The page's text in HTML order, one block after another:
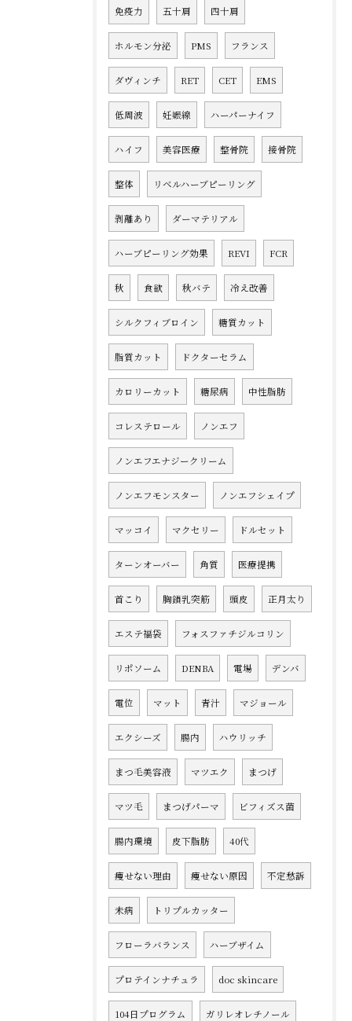
免疫力 五十肩 四十肩
ホルモン分泌 PMS フランス
ダヴィンチ RET CET EMS
低周波 妊娠線 ハーパーナイフ
ハイフ 美容医療 整骨院 接骨院
整体 リベルハーブピーリング
剥離あり ダーマテリアル
ハーブピーリング効果 REVI FCR
秋 食欲 秋バテ 冷え改善
シルクフィブロイン 糖質カット
脂質カット ドクターセラム
カロリーカット 糖尿病 中性脂肪
コレステロール ノンエフ
ノンエフエナジークリーム
ノンエフモンスター ノンエフシェイプ
マッコイ マクセリー ドルセット
ターンオーバー 角質 医療提携
首こり 胸鎖乳突筋 頭皮 正月太り
エステ福袋 フォスファチジルコリン
リポソーム DENBA 電場 デンバ
電位 マット 青汁 マジョール
エクシーズ 腸内 ハウリッチ
まつ毛美容液 マツエク まつげ
マツ毛 まつげパーマ ビフィズス菌
腸内環境 皮下脂肪 40代
痩せない理由 痩せない原因 不定愁訴
未病 トリプルカッター
フローラバランス ハーブザイム
プロテインナチュラ doc skincare
104日プログラム ガリレオレチノール